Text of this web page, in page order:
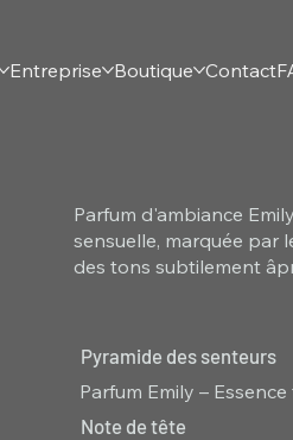
Entreprise Boutique Contact
Parfum d'ambiance
sensuelle, marquée par
des tons subtilement
Pyramide des senteurs
Parfum Emily –
Note de tête